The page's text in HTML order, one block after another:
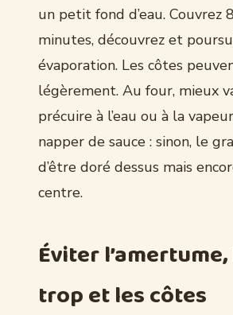
un petit fond d’eau. Couvrez
minutes, découvrez et
évaporation. Les côtes
légèrement. Au four, mieux
précuire à l’eau ou à la
napper de sauce : sinon, le
d’être doré dessus mais
centre.
Éviter l’amertume,
trop et les côtes